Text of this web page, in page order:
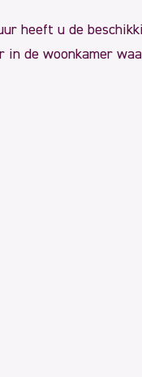
heeft u de
de woonkamer